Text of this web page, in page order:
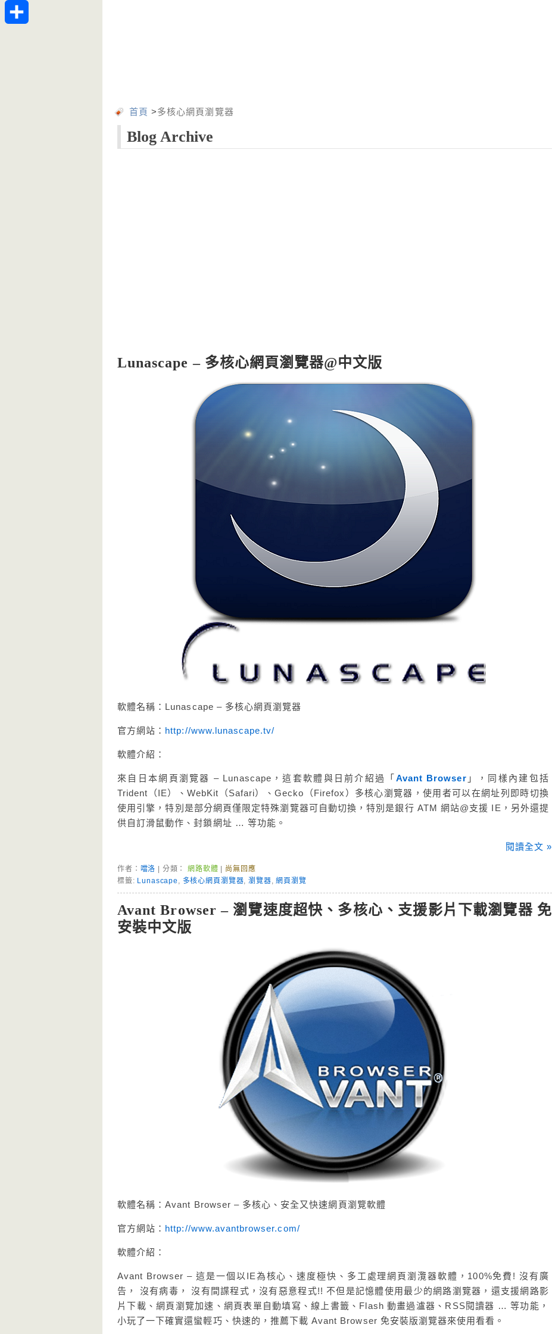
首頁 >多核心網頁瀏覽器
Blog Archive
Lunascape – 多核心網頁瀏覽器@中文版
軟體名稱：Lunascape – 多核心網頁瀏覽器
官方網站： http://www.lunascape.tv/
軟體介紹：
來自日本網頁瀏覽器 – Lunascape，這套軟體與日前介紹過「 Avant Browser 」，同樣內建包括
Trident（IE）、WebKit（Safari）、Gecko（Firefox）多核心瀏覽器，使用者可以在網址列即時切換
使用引擎，特別是部分網頁僅限定特殊瀏覽器可自動切換，特別是銀行 ATM 網站@支援 IE，另外還提
供自訂滑鼠動作、封鎖網址 … 等功能。
閱讀全文 »
作者： 噹洛 | 分類：網路軟體
尚無回應
標籤: Lunascape , 多核心網頁瀏覽器,瀏覽器,網頁瀏覽
Avant Browser – 瀏覽速度超快、多核心、支援影片下載瀏覽器 免
安裝中文版
軟體名稱：Avant Browser – 多核心、安全又快速網頁瀏覽軟體
官方網站： http://www.avantbrowser.com/
軟體介紹：
Avant Browser – 這是一個以IE為核心、速度極快、多工處理網頁瀏灠器軟體，100%免費! 沒有廣
告， 沒有病毒， 沒有間諜程式，沒有惡意程式!! 不但是記憶體使用最少的網路瀏覽器，還支援網路影
片下載、網頁瀏覽加速、網頁表單自動填寫、線上書籤、Flash 動畫過瀘器、RSS閱讀器 … 等功能，
小玩了一下確實還蠻輕巧、快速的，推薦下載 Avant Browser 免安裝版瀏覽器來使用看看。
Telegram